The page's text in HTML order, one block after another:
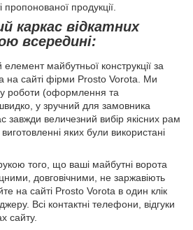
продукції.
каркас відкатних
всередині:
майбутньої конструкції за
на сайті фірми Prosto Vorota. Ми
роботи (оформлення та
у зручний для замовника
завжди величезний вибір якісних рам
яких були використані
того, що ваші майбутні ворота
довговічними, не заржавіють
на сайті Prosto Vorota в один клік
Всі контактні телефони, відгуки
сайту.